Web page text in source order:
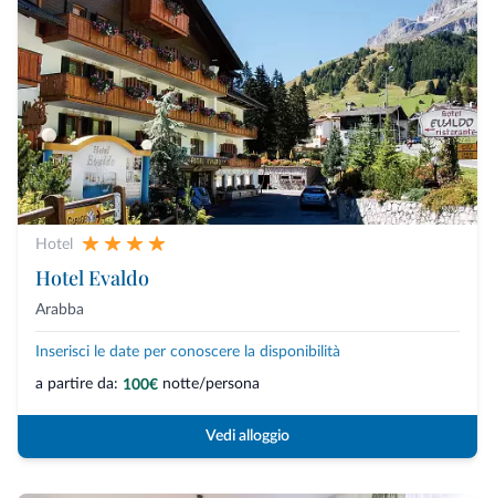
Hotel
Hotel Evaldo
Arabba
Inserisci le date per conoscere la disponibilità
a partire da: 100€ notte/persona
Vedi alloggio